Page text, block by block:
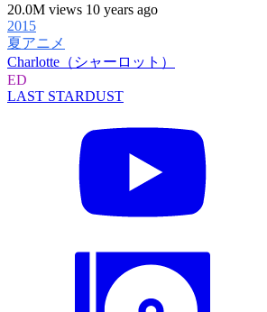
20.0M views 10 years ago
2015
夏アニメ
Charlotte（シャーロット）
ED
LAST STARDUST